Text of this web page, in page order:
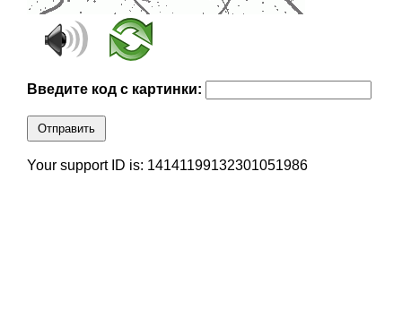
Введите код с картинки:
Отправить
Your support ID is: 14141199132301051986